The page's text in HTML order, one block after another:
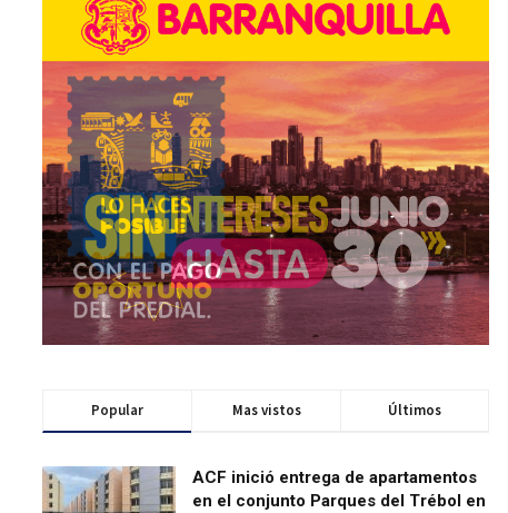
Popular Mas vistos Últimos
ACF inició entrega de apartamentos
en el conjunto Parques del Trébol en